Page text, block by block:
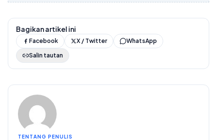
Bagikan artikel ini
Facebook X / Twitter
WhatsApp
Salin tautan
TENTANG PENULIS